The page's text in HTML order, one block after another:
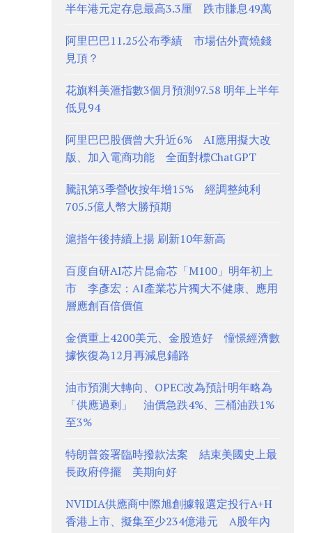
半年港元定存息最高3.3厘 跌市賺息49萬
阿里巴巴11.25公布季績 市場估外賣燒錢
見頂？
花旗料美滙指數3個月預測97.58 明年上半年
低見94
阿里巴巴股價曾大升近6% AI應用擬大改
版、加入電商功能 全面對標ChatGPT
騰訊第3季營收按年增15% 經調整純利
705.5億人幣大勝預期
滬指午後持續上揚 刷新10年新高
百度自研AI芯片昆侖芯「M100」明年初上
市 李彥宏：AI產業芯片獨大不健康、應用
層應創百倍價值
金價重上4200美元、金股造好 憧憬經濟數
據恢復為12月再減息鋪路
油市預測大轉向、OPEC改為預計明年略為
「供應過剩」 油價急跌4%、三桶油跌1%
至3%
特朗普簽署臨時撥款法案 結束美國史上最
長政府停擺 美期向好
NVIDIA供應商中際旭創據報選定投行A+H
香港上市、擬集至少234億港元 A股年內